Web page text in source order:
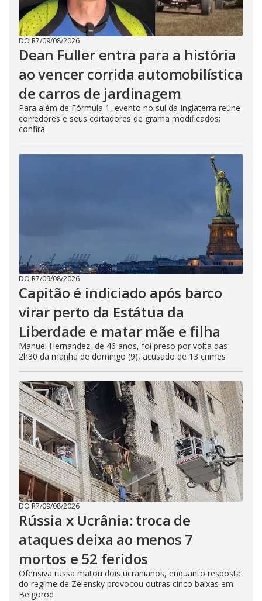
DO R7/09/08/2026
Dean Fuller entra para a história
ao vencer corrida automobilística
de carros de jardinagem
Para além de Fórmula 1, evento no sul da Inglaterra reúne
corredores e seus cortadores de grama modificados;
confira
DO R7/09/08/2026
Capitão é indiciado após barco
virar perto da Estátua da
Liberdade e matar mãe e filha
Manuel Hernandez, de 46 anos, foi preso por volta das
2h30 da manhã de domingo (9), acusado de 13 crimes
DO R7/09/08/2026
Rússia x Ucrânia: troca de
ataques deixa ao menos 7
mortos e 52 feridos
Ofensiva russa matou dois ucranianos, enquanto resposta
do regime de Zelensky provocou outras cinco baixas em
Belgorod